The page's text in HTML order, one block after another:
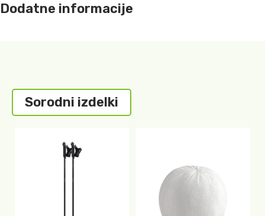
Dodatne informacije
Sorodni izdelki